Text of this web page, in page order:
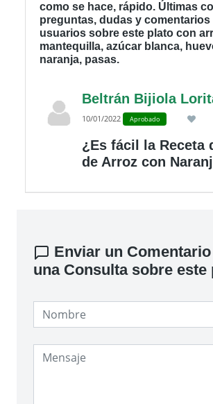
como se hace, rápido. Últimas
preguntas, dudas y comentarios
usuarios sobre este plato con
mantequilla, azúcar blanca,
naranja, pasas.
Beltrán Bijiola
10/01/2022 Aprobado
¿Es fácil la Receta
de Arroz con
Enviar un
una Consulta sobre este